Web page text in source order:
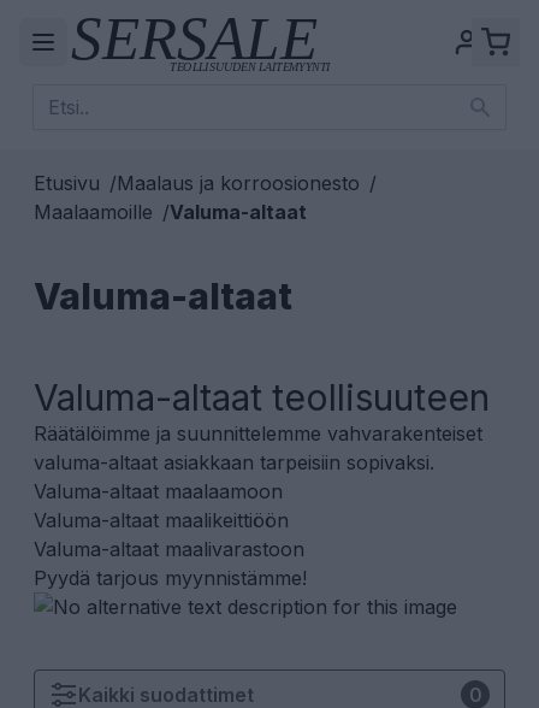
Etusivu /Maalaus ja korroosionesto /
Maalaamoille /Valuma-altaat
Valuma-altaat
Valuma-altaat teollisuuteen
Räätälöimme ja suunnittelemme vahvarakenteiset
valuma-altaat asiakkaan tarpeisiin sopivaksi.
Valuma-altaat maalaamoon
Valuma-altaat maalikeittiöön
Valuma-altaat maalivarastoon
Pyydä tarjous myynnistämme!
Kaikki suodattimet 0